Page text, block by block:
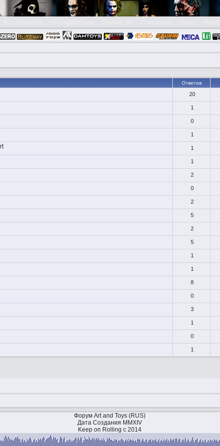
Ответов
20
1
0
1
1
1
2
0
2
5
2
5
1
1
8
0
3
1
0
1
Форум Art and Toys (RUS)
Дата Создания MMXIV
Keep on Rolling с 2014